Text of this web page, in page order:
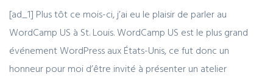
[ad_1] Plus tôt ce mois-ci, j’ai eu le plaisir de parler au
WordCamp US à St. Louis. WordCamp US est le plus grand
événement WordPress aux États-Unis, ce fut donc un
honneur pour moi d’être invité à présenter un atelier